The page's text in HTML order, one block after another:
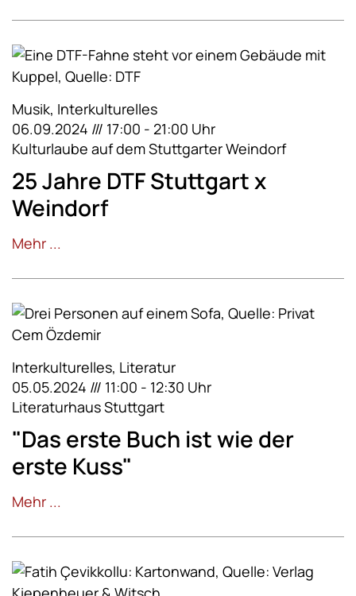
Musik, Interkulturelles
06.09.2024 /// 17:00 - 21:00 Uhr
Kulturlaube auf dem Stuttgarter Weindorf
25 Jahre DTF Stuttgart x
Weindorf
Mehr ...
Interkulturelles, Literatur
05.05.2024 /// 11:00 - 12:30 Uhr
Literaturhaus Stuttgart
"Das erste Buch ist wie der
erste Kuss"
Mehr ...